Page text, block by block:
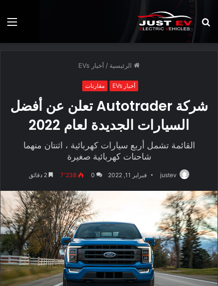
بحث
عن
الرئيسية / أخبار EVs
أخبار EVs مقارنات
شركة Autotrader تعلن عن أفضل
السيارات الجديدة لعام 2022
القائمة تشمل أربع سيارات كهربائية ، اثنتان منهما
شاحنات كهربائية صغيرة
justev فبراير 11, 2022 0 7٬238